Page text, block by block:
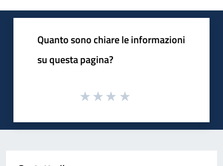
Quanto sono chiare le informazioni
su questa pagina?